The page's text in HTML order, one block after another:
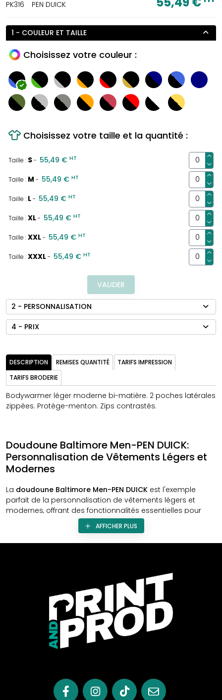
PK316 PEN DUICK
1 - COULEUR ET TAILLE
Choisissez votre couleur :
Choisissez votre taille et la quantité :
Taille : S- 55,49 € HT
Taille : M - 55,49 € HT
Taille : L- 55,49 € HT
Taille :XL- 55,49 € HT
Taille :XXL- 55,49 € HT
Taille :XXXL- 55,49 € HT
VALIDER
2 - PERSONNALISATION
4 - PRIX
DESCRIPTION REMISES QUANTITÉ
TARIFS IMPRESSION
TARIFS BRODERIE
Bodywarmer léger moderne bi-matière. 2 poches latérales
zippées. Protège-menton. Zips contrastés.
Doudoune Baltimore Men-PEN DUICK:
Personnalisation de Vêtements Légers et
Modernes
La doudoune Baltimore Men-PEN DUICK est l'exemple
parfait de la personnalisation de vêtements légers et
modernes, offrant des fonctionnalités essentielles pour
l'entreprise tout en respectant un budget abordable.
Caractéristiques Essentielles:
combine légèreté et style contemporain, vous
permettant de rester à la mode tout en étant bien
protégé contre les éléments.
Praticité au Quotidien: Avec 2 poches latérales
zippées, cette doudoune offre un espace de
rangement pratique pour vos effets personnels, tandis
que le protège-menton assure un confort optimal.
Détails Contrastés:Les zips contrastés ajoutent une
Personnalisation et Image d'Entreprise:
AFFICHER PLUS